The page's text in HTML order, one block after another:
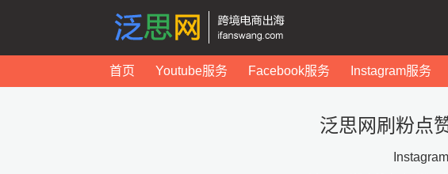
首页 Youtube服务 Facebook服务 Instagram服务
泛思网刷粉点